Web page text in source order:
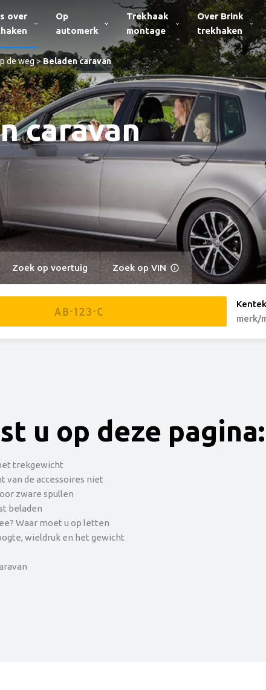
over
Op
automerk
Trekhaak
montage
Over Brink
trekhaken
de weg>Beladen caravan
caravan
Zoek op voertuig Zoek op VIN
merk/
u op deze pagina:
trekgewicht
van de accessoires niet
zware spullen
beladen
Waar moet u op letten
wieldruk en het gewicht